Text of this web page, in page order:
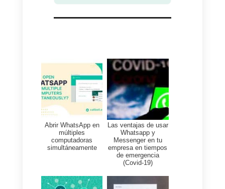
Hiverque te permiten administrar
con aplicaciones de mensajería
directa.
Para comenzar, simplemente
crea una cuenta gratuita
clic aquí, y ¡verás que
gestionar la bandeja de entrada